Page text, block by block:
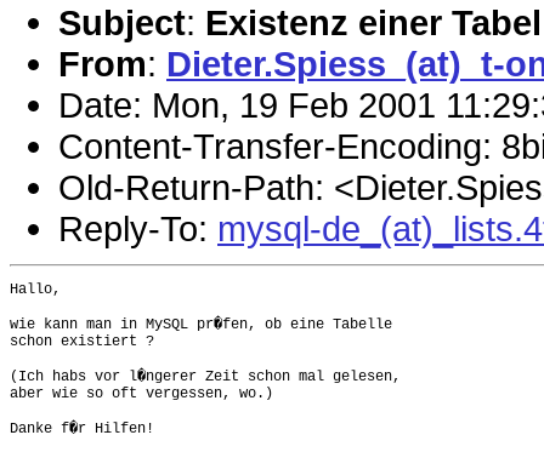
Subject: Existenz einer
From: Dieter.Spiess_(at)_t-
Date: Mon, 19 Feb 2001
Content-Transfer-Encoding:
Old-Return-Path:
Reply-To: mysql-
Hallo,
wie kann man in MySQL pr�fen, ob eine Tabelle
schon existiert ?
(Ich habs vor l�ngerer Zeit schon mal gelesen,
aber wie so oft vergessen, wo.)
Danke f�r Hilfen!